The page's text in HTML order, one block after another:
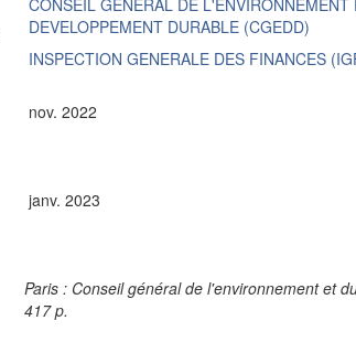
CONSEIL GENERAL DE L'ENVIRONNEMENT
DEVELOPPEMENT DURABLE (CGEDD)
INSPECTION GENERALE DES FINANCES
nov. 2022
janv. 2023
Paris : Conseil général de l'environnement et
417 p.